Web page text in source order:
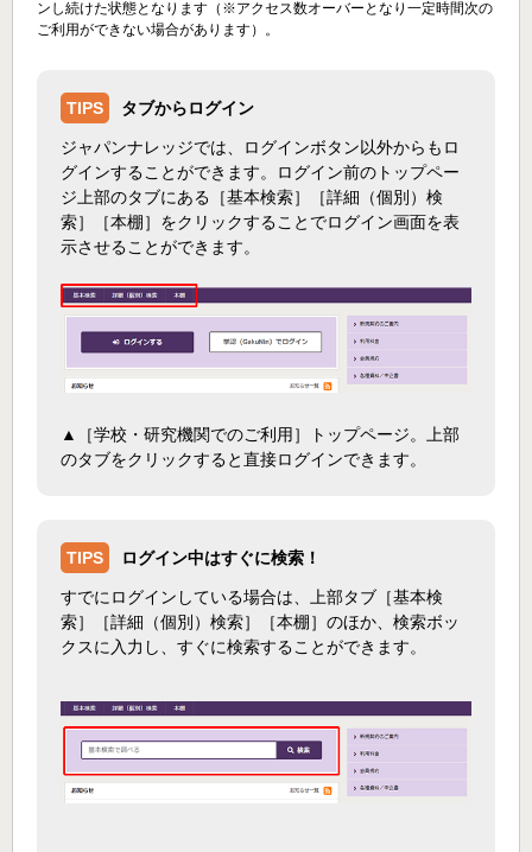
ンし続けた状態となります（※アクセス数オーバーとなり一定時間次の
ご利用ができない場合があります）。
TIPS タブからログイン
ジャパンナレッジでは、ログインボタン以外からもロ
グインすることができます。ログイン前のトップペー
ジ上部のタブにある［基本検索］［詳細（個別）検
索］［本棚］をクリックすることでログイン画面を表
示させることができます。
▲［学校・研究機関でのご利用］トップページ。上部
のタブをクリックすると直接ログインできます。
TIPS ログイン中はすぐに検索！
すでにログインしている場合は、上部タブ［基本検
索］［詳細（個別）検索］［本棚］のほか、検索ボッ
クスに入力し、すぐに検索することができます。